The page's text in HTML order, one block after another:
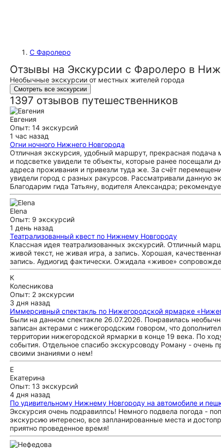
С Фаролеро
Отзывы на Экскурсии с Фаролеро в
Необычные экскурсии от местных жителей города
Смотреть все экскурсии
1397 отзывов путешественников
Евгения
Опыт: 14 экскурсий
1 час назад
Огни ночного Нижнего Новгорода
Отличная экскурсия, удобный маршрут, прекрасная подача
и подсветке увидели те объекты, которые ранее посещали
адреса проживания и привезли туда же. За счëт
увидели город с разных ракурсов. Рассматривали данную
Благодарим гида Татьяну, водителя Александра;
Elena
Опыт: 9 экскурсий
1 день назад
Театрализованный квест по Нижнему Новгороду
Классная идея театрализованных экскурсий. Отличный
живой текст, не живая игра, а запись. Хорошая,
запись. Аудиогид фактически. Ожидала «живое»
К
Колесникова
Опыт: 2 экскурсии
3 дня назад
Иммерсивный спектакль по Нижегородской ярмарке
Были на данном спектакле 26.07.2026. Понравилась
записан актерами с нижегородским говором, что
территории нижегородской ярмарки в конце 19 века. По
события. Отдельное спасибо экскурсоводу Роману - очень
своими знаниями о нем!
Е
Екатерина
Опыт: 13 экскурсий
4 дня назад
По удивительному Нижнему Новгороду на автомобиле и
Экскурсия очень подравилпсь! Немного подвела погода -
экскурсию интересно, все запланированные места и
приятно проведенное время!